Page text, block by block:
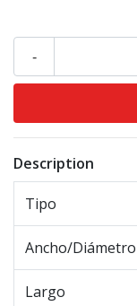
-
Description
Tipo
Ancho/Diámetro
Largo